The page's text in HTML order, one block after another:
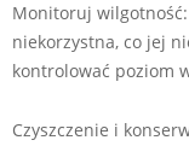
Monitoruj
niekorzystna, co jej
kontrolować poziom
Czyszczenie i